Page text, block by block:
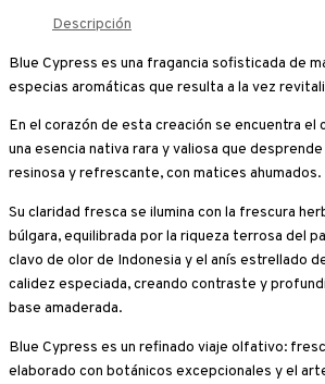
Descripción
Blue Cypress es una fragancia sofisticada de
especias aromáticas que resulta a la vez
En el corazón de esta creación se encuentra el
una esencia nativa rara y valiosa que
resinosa y refrescante, con matices ahumados.
Su claridad fresca se ilumina con la frescura
búlgara, equilibrada por la riqueza terrosa del
clavo de olor de Indonesia y el anís estrellado
calidez especiada, creando contraste y
base amaderada.
Blue Cypress es un refinado viaje olfativo:
elaborado con botánicos excepcionales y el